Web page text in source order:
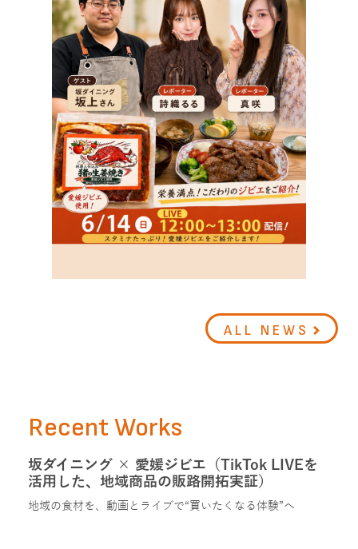
ALL NEWS
Recent Works
坂ダイニング × 愛媛ジビエ（TikTok LIVEを
活用した、地域商品の販路開拓実証）
地域の食材を、動画とライブで“買いたくなる体験”へ